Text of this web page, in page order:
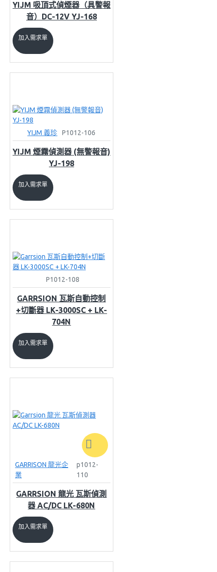
YIJM 吸頂式偵煙器（具警報
音）DC-12V YJ-168
加入需求單
YIJM 義珍 P1012-106
YIJM 煙霧偵測器 (無警報音)
YJ-198
加入需求單
P1012-108
GARRSION 瓦斯自動控制
+切斷器 LK-3000SC + LK-
704N
加入需求單
GARRISON 龍光企
業
p1012-
110
GARRSION 龍光 瓦斯偵測
器 AC/DC LK-680N
加入需求單